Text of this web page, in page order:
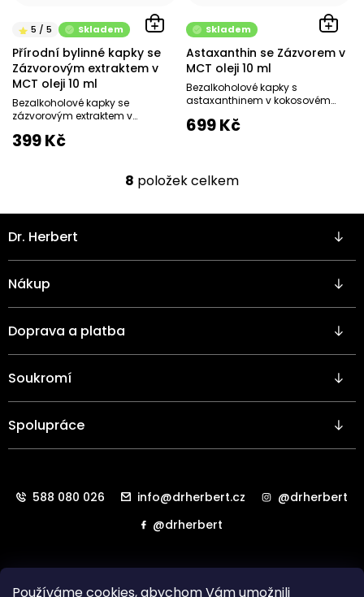
Používáme cookies, abychom Vám umožnili
Přírodní bylinné kapky se
Zázvorovým extraktem v
MCT oleji 10 ml
Skladem
399 Kč
Bezalkoholové kapky se
zázvorovým extraktem v
doporučuje Proti zánětlivé...
Astaxanthin se Zázvorem v
MCT oleji 10 ml
Skladem
699 Kč
Bezalkoholové kapky s
astaxanthinem v kokosovém
Silný antioxidant - zbavuje...
O
l
a
p
k
ý
s
8 položek celkem
á
p
a
Dr. Herbert
Nákup
Doprava a platba
Soukromí
Spolupráce
588 080 026 info@drherbert.cz
@drherbert
@drherbert